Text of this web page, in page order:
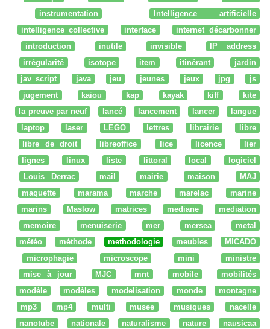
instrumentation
Intelligence artificielle
intelligence collective
interface
internet décarbonner
introduction
inutile invisible
IP address
irrégularité
isotope item itinérant
jardin
jav script
java jeu jeunes jeux jpg
js
jugement
kaiou kap kayak kiff
kite
la preuve par neuf
lancé lancement lancer
langue
laptop
laser LEGO lettres librairie
libre
libre de droit
libreoffice lice licence
lier
lignes
linux liste littoral local
logiciel
Louis Derrac
mail mairie maison
MAJ
maquette
marama marche marelac
marine
marins
Maslow matrices mediane
mediation
memoire
menuiserie mer mersea
metal
météo
méthode methodologie meubles
MICADO
microphagie
microscope mini
ministre
mise à jour
MJC mnt mobile
mobilités
modèle
modèles modelisation monde
montagne
mp3
mp4 multi musee musiques
nacelle
nanotube
nationale naturalisme nature
nausicaa